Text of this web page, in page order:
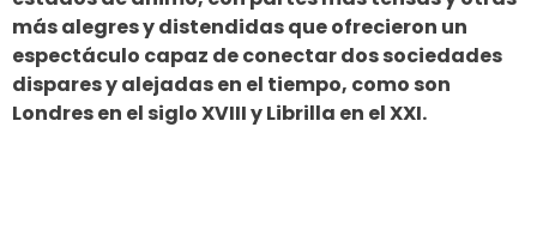
más alegres y distendidas que ofrecieron un
espectáculo capaz de conectar dos sociedades
dispares y alejadas en el tiempo, como son
Londres en el siglo XVIII y Librilla en el XXI.